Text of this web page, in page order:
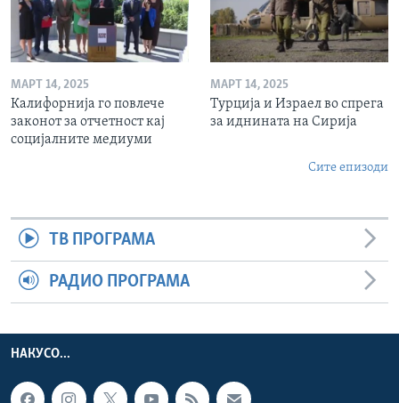
МАРТ 14, 2025
Калифорнија го повлече
законот за отчетност кај
социјалните медиуми
МАРТ 14, 2025
Турција и Израел во спрега
за иднината на Сирија
Сите епизоди
ТВ ПРОГРАМА
РАДИО ПРОГРАМА
НАКУСО...